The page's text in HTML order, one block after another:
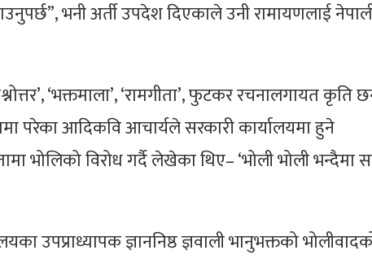
भनी अर्ती उपदेश दिएकाले उनी रामायणलाई
‘भक्तमाला’, ‘रामगीता’, फुटकर रचनालगायत कृति
परेका आदिकवि आचार्यले सरकारी कार्यालयमा हुने
भोलिको विरोध गर्दै लेखेका थिए– ‘भोली भोली भन्दैमा
उपप्राध्यापक ज्ञाननिष्ठ ज्ञवाली भानुभक्तको